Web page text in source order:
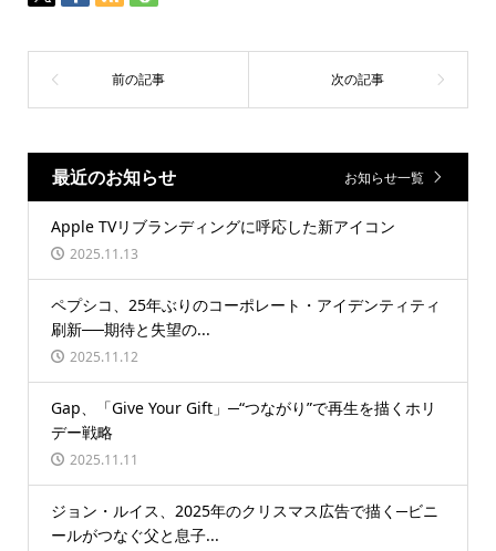
最近のお知らせ お知らせ一覧
Apple TVリブランディングに呼応した新アイコン
2025.11.13
ペプシコ、25年ぶりのコーポレート・アイデンティティ
刷新──期待と失望の...
2025.11.12
Gap、「Give Your Gift」─“つながり”で再生を描くホリ
デー戦略
2025.11.11
ジョン・ルイス、2025年のクリスマス広告で描く─ビニ
ールがつなぐ父と息子...